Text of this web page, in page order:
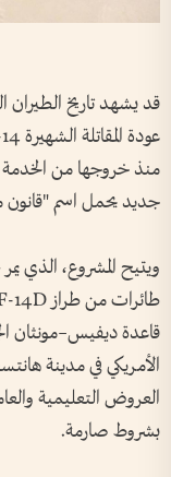
قد يشهد تاريخ الطيران
جديد يحمل اسم "قانون
ويتيح المشروع، الذي
قاعدة ديفيس–مونثان
الأمريكي في مدينة
العروض التعليمية
بشروط صارمة.